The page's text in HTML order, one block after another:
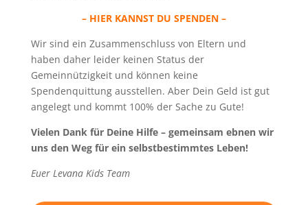
– HIER KANNST DU SPENDEN –
Wir sind ein Zusammenschluss von Eltern und
haben daher leider keinen Status der
Gemeinnützigkeit und können keine
Spendenquittung ausstellen. Aber Dein Geld ist gut
angelegt und kommt 100% der Sache zu Gute!
Vielen Dank für Deine Hilfe – gemeinsam ebnen wir
uns den Weg für ein selbstbestimmtes Leben!
Euer Levana Kids Team